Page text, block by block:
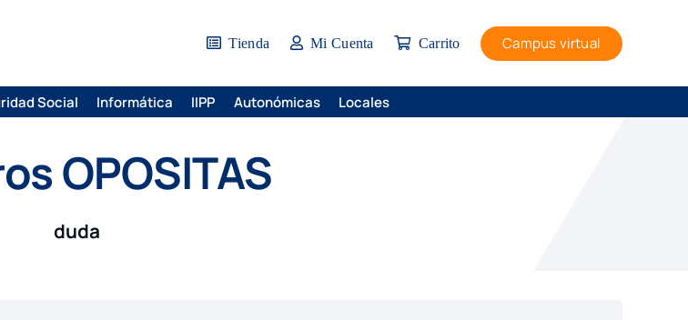
Tienda Mi Cuenta Carrito Campus virtual
Social Informática IIPP Autonómicas Locales
OPOSITAS
duda